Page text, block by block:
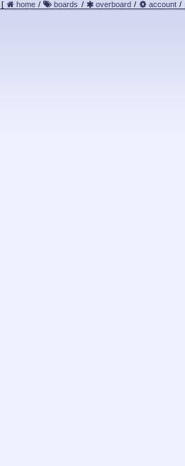
[ home / boards / overboard / account /